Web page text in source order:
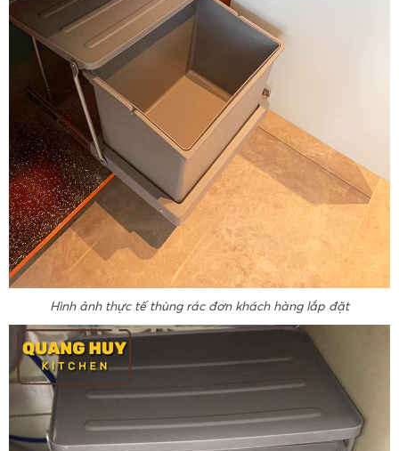
Hình ảnh thực tế thùng rác đơn khách hàng lắp đặt